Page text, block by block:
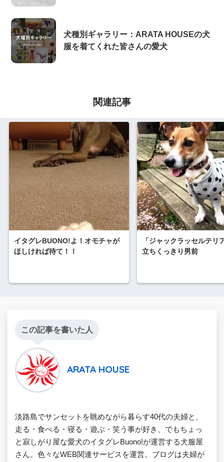
犬種別ギャラリー：ARATA HOUSEの犬
服を着てくれた皆さんの愛犬
関連記事
イタグレBUONO!よ！オモチャが
ほしければ待て！！
「ジャックラッセルテリ
立ちくっきり男前
この記事を書いた人
ARATA HOUSE
淡路島でサンセットを眺めながら暮らす40代の夫婦と、
走る・食べる・寝る・遊ぶ・笑う事が好き、でもちょっ
と寂しがり屋な愛犬のイタグレBuono!が運営する犬服屋
さん。色々なWEB関連サービスを運営。ブログは夫婦が